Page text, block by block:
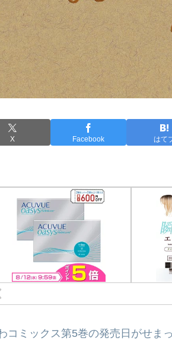
X Facebook はて
コミックス第5巻の発売日がせま